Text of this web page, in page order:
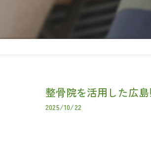
整骨院を活用した広
2025/10/22